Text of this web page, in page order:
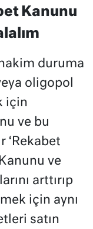
Kanunu
duruma
oligopol
için
ve bu
‘Rekabet
ve
arttırıp
için aynı
satın